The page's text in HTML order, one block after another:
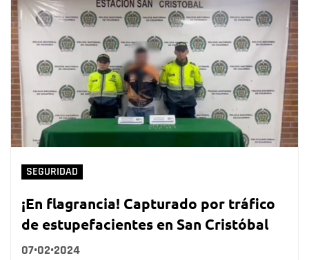
SEGURIDAD
¡En flagrancia! Capturado por tráfico
de estupefacientes en San Cristóbal
07•02•2024